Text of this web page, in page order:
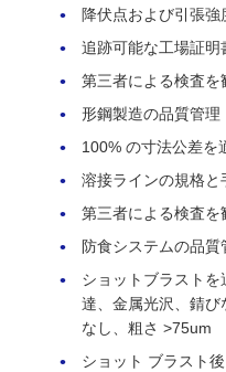
降伏点および引張強
追跡可能な工場証明
第三者による検査を
形鋼製造の品質管理
100% の寸法公差を
溶接ラインの規格と
第三者による検査を
防食システムの品質
ショットブラスト
達、金属光沢、錆び
なし、粗さ >75um
ショット ブラスト